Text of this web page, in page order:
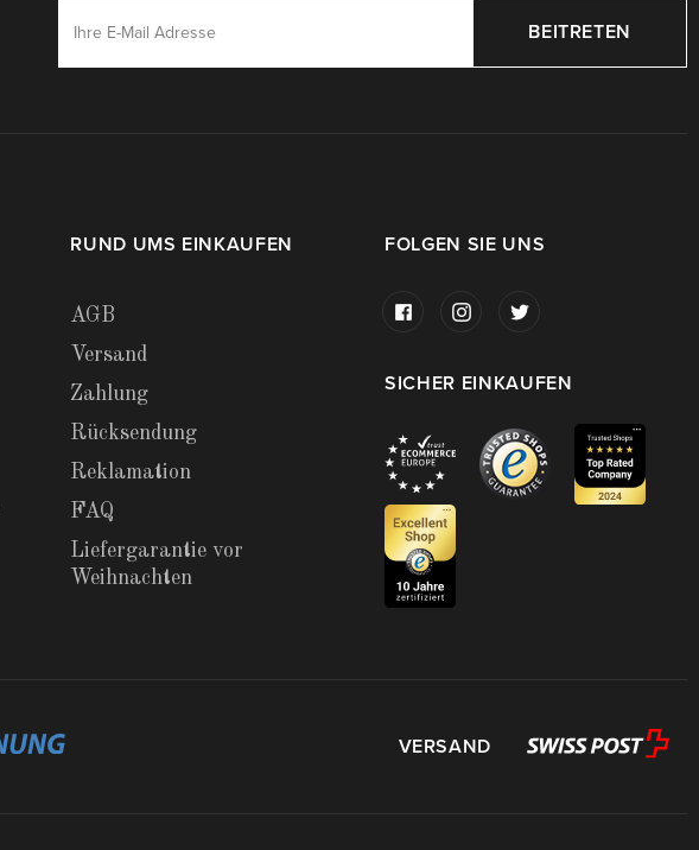
BEITRETEN
RUND UMS EINKAUFEN
AGB
Versand
Zahlung
Rücksendung
Reklamation
FAQ
Liefergarantie vor
Weihnachten
FOLGEN SIE UNS
SICHER EINKAUFEN
VERSAND